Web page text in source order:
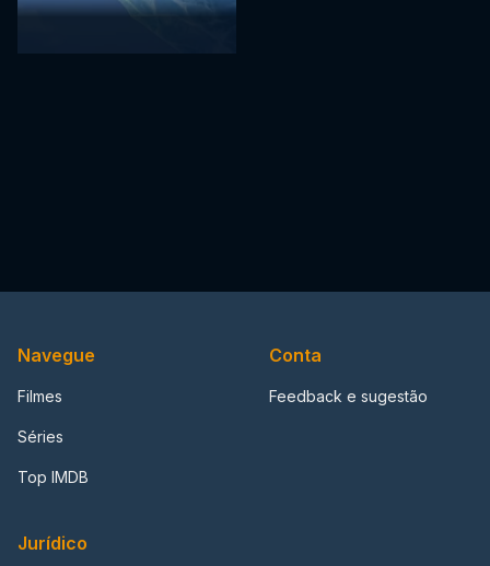
Navegue
Filmes
Séries
Top IMDB
Conta
Feedback e sugestão
Jurídico